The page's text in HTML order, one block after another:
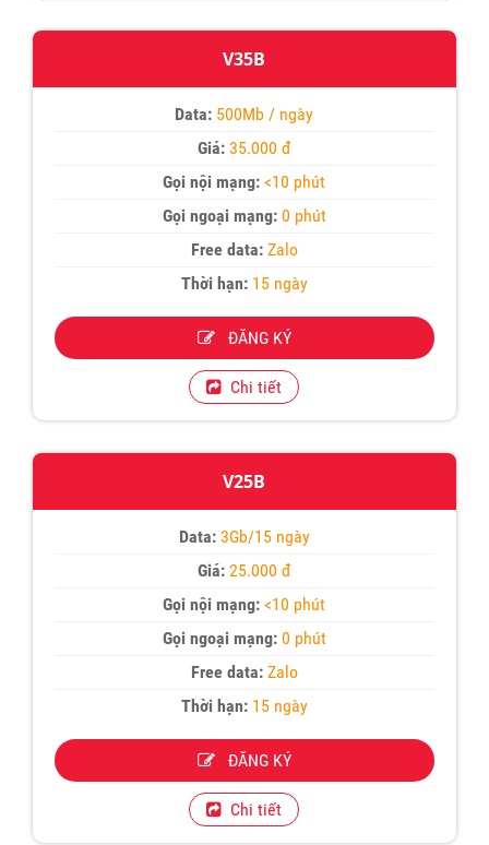
V35B
Data: 500Mb / ngày
Giá:35.000 đ
Gọi nội mạng:<10 phút
Gọi ngoại mạng: 0 phút
Free data: Zalo
Thời hạn:15 ngày
ĐĂNG KÝ
Chi tiết
V25B
Data: 3Gb/15 ngày
Giá:25.000 đ
Gọi nội mạng:<10 phút
Gọi ngoại mạng: 0 phút
Free data: Zalo
Thời hạn:15 ngày
ĐĂNG KÝ
Chi tiết